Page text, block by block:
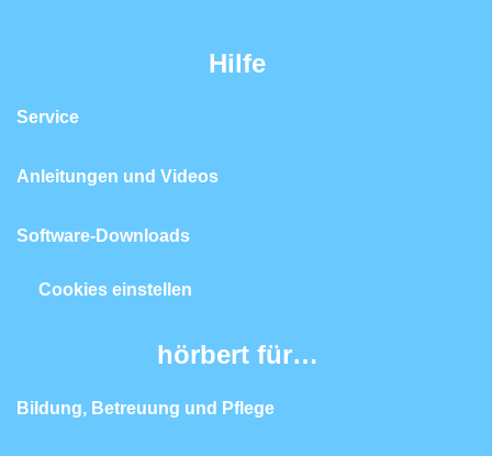
Hilfe
Service
Anleitungen und Videos
Software-Downloads
Cookies einstellen
hörbert für…
Bildung, Betreuung und Pflege